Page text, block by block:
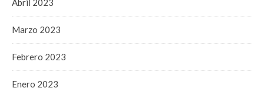
Abril 2023
Marzo 2023
Febrero 2023
Enero 2023